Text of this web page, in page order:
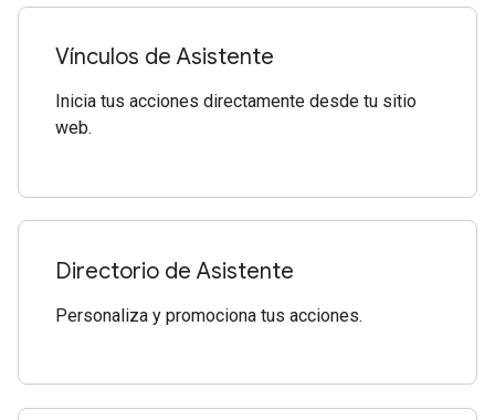
Vínculos de Asistente
Inicia tus acciones directamente desde tu sitio
web.
Directorio de Asistente
Personaliza y promociona tus acciones.